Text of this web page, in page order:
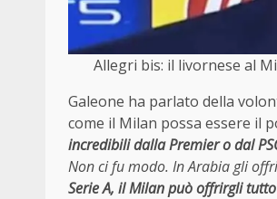
Allegri bis: il livornese al
Galeone ha parlato della
come il Milan possa essere il
incredibili dalla Premier o dal
Non ci fu modo. In Arabia gli
Serie A, il Milan può offrirgli tutto